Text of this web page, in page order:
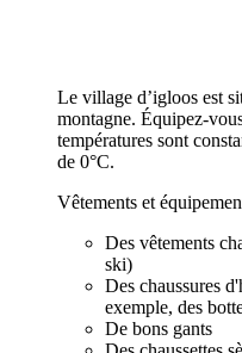
Le village d’igloos est
montagne. Équipez-
températures sont
de 0°C.
Vêtements et
Des vêtements
ski)
Des chaussures
exemple, des
De bons gants